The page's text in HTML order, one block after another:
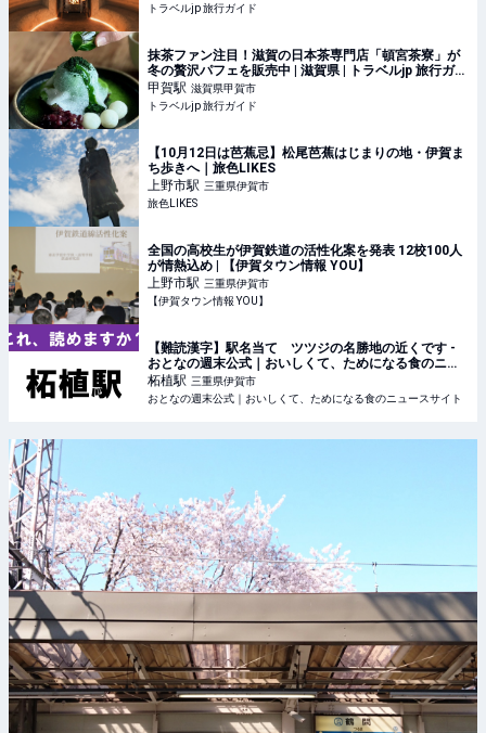
トラベルjp 旅行ガイド
抹茶ファン注目！滋賀の日本茶専門店「頓宮茶寮」が
冬の贅沢パフェを販売中 | 滋賀県 | トラベルjp 旅行ガイ
ド
甲賀駅 滋賀県甲賀市
トラベルjp 旅行ガイド
【10月12日は芭蕉忌】松尾芭蕉はじまりの地・伊賀ま
ち歩きへ｜旅色LIKES
上野市駅 三重県伊賀市
旅色LIKES
全国の高校生が伊賀鉄道の活性化案を発表 12校100人
が情熱込め | 【伊賀タウン情報 YOU】
上野市駅 三重県伊賀市
【伊賀タウン情報 YOU】
【難読漢字】駅名当て ツツジの名勝地の近くです -
おとなの週末公式｜おいしくて、ためになる食のニュ
ースサイト
柘植駅 三重県伊賀市
おとなの週末公式｜おいしくて、ためになる食のニュースサイト